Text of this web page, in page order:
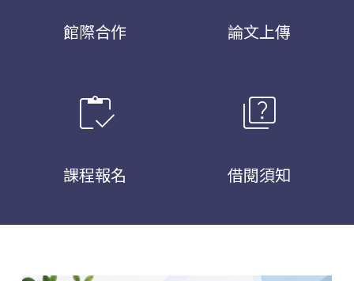
館際合作 論文上傳
inventory
課程報名
quiz
借閱須知